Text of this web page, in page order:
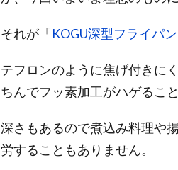
k
それが「KOGU深型フライパン
テフロンのように焦げ付きに
ちんでフッ素加工がハゲること
深さもあるので煮込み料理や
労することもありません。